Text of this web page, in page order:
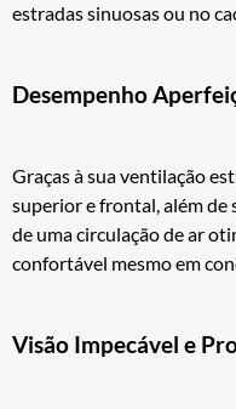
estradas sinuosas ou no
Desempenho
Graças à sua ventilação
superior e frontal, além de
de uma circulação de ar
confortável mesmo em
Visão Impecável e